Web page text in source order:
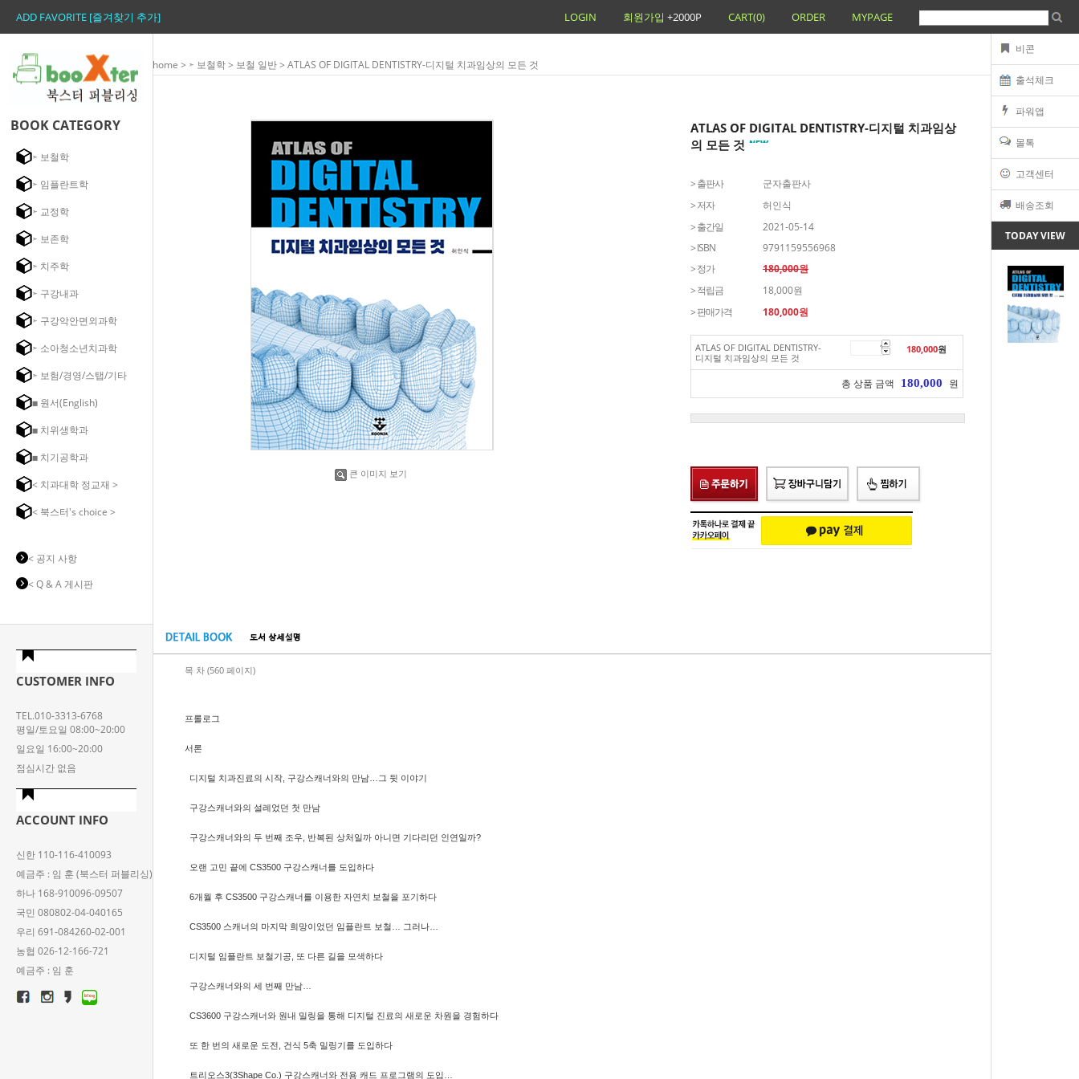
비콘
출석체크
파워앱
몰톡
고객센터
배송조회
TODAY VIEW
ADD FAVORITE [즐겨찾기 추가] LOGIN 회원가입 +2000P CART(0) ORDER MYPAGE
BOOK CATEGORY
➣ 보철학
➣ 임플란트학
➣ 교정학
➣ 보존학
➣ 치주학
➣ 구강내과
➣ 구강악안면외과학
➣ 소아청소년치과학
➣ 보험/경영/스탭/기타
◼ 원서(English)
◼ 치위생학과
◼ 치기공학과
< 치과대학 정교재 >
< 북스터's choice >
< 공지 사항
< Q & A 게시판
CUSTOMER INFO
TEL.010-3313-6768
평일/토요일 08:00~20:00
일요일 16:00~20:00
점심시간 없음
ACCOUNT INFO
신한 110-116-410093
예금주 : 임 훈 (북스터 퍼블리싱)
하나 168-910096-09507
국민 080802-04-040165
우리 691-084260-02-001
농협 026-12-166-721
예금주 : 임 훈
home > ➣ 보철학> 보철 일반> ATLAS OF DIGITAL DENTISTRY-디지털 치과임상의 모든 것
큰 이미지 보기
ATLAS OF DIGITAL DENTISTRY-디지털 치과임상
의 모든 것
> 출판사
군자출판사
> 저자
허인식
> 출간일
2021-05-14
> ISBN
9791159556968
> 정가
180,000원
> 적립금
18,000원
> 판매가격
180,000원
ATLAS OF DIGITAL DENTISTRY-
디지털 치과임상의 모든 것
180,000원
총 상품 금액 180,000 원
목 차 (560 페이지)
프롤로그
서론
디지털 치과진료의 시작, 구강스캐너와의 만남…그 뒷 이야기
구강스캐너와의 설레었던 첫 만남
구강스캐너와의 두 번째 조우, 반복된 상처일까 아니면 기다리던 인연일까?
오랜 고민 끝에 CS3500 구강스캐너를 도입하다
6개월 후 CS3500 구강스캐너를 이용한 자연치 보철을 포기하다
CS3500 스캐너의 마지막 희망이었던 임플란트 보철… 그러나…
디지털 임플란트 보철기공, 또 다른 길을 모색하다
구강스캐너와의 세 번째 만남…
CS3600 구강스캐너와 원내 밀링을 통해 디지털 진료의 새로운 차원을 경험하다
또 한 번의 새로운 도전, 건식 5축 밀링기를 도입하다
트리오스3(3Shape Co.) 구강스캐너와 전용 캐드 프로그램의 도입…